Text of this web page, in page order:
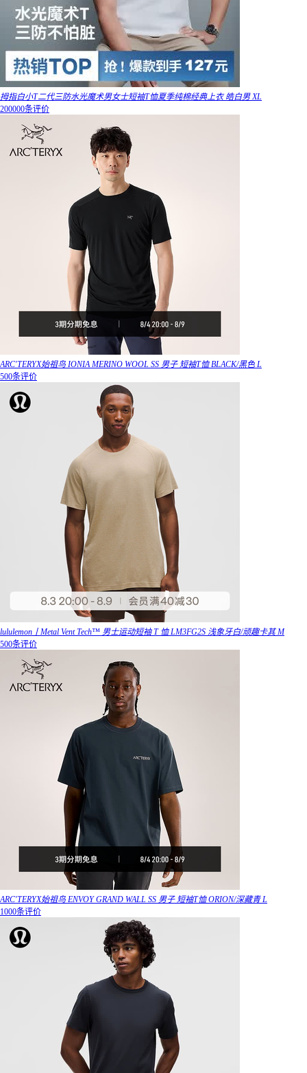
拇指白小T二代三防水光魔术男女士短袖T恤夏季纯棉经典上衣 皓白男 XL
200000条评价
ARC'TERYX始祖鸟 IONIA MERINO WOOL SS 男子 短袖T恤 BLACK/黑色 L
500条评价
lululemon丨Metal Vent Tech™ 男士运动短袖 T 恤 LM3FG2S 浅象牙白/顽趣卡其 M
500条评价
ARC'TERYX始祖鸟 ENVOY GRAND WALL SS 男子 短袖T恤 ORION/深藏青 L
1000条评价